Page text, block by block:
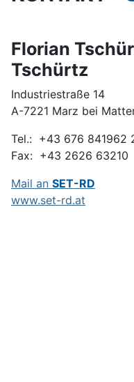
Florian
Tschürtz
Industriestraße 14
A-7221 Marz bei
Tel.: +43 676 841962
Fax: +43 2626 63210
Mail an SET-RD
www.set-rd.at